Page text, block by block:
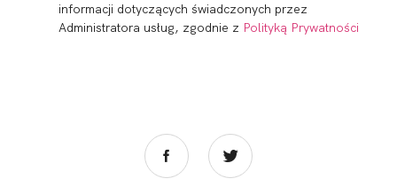
informacji dotyczących świadczonych przez
Administratora usług, zgodnie z Polityką Prywatności